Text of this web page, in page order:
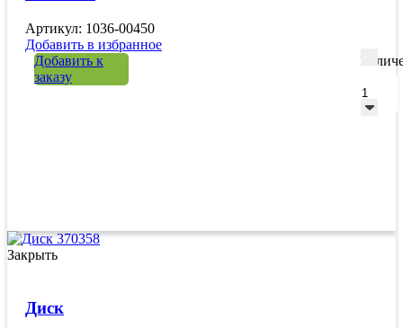
Артикул: 1036-00450
Добавить в избранное
Добавить к
заказу
Закрыть
Диск